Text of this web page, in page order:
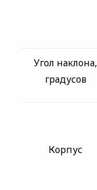
Угол наклона,
градусов
Корпус